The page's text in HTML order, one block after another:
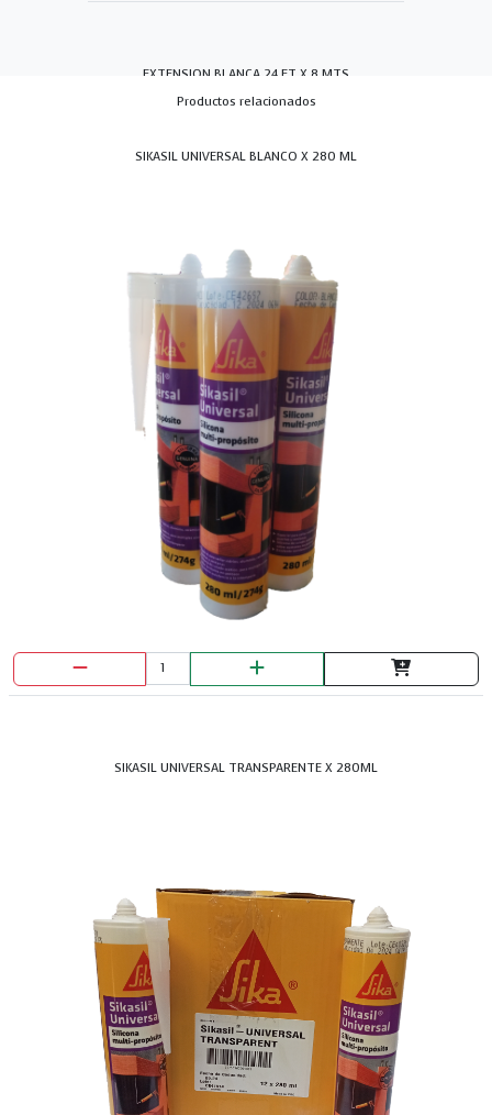
EXTENSION BLANCA 24 FT X 8 MTS
EXTENSION ELECTRICA NARANJA X 3MTS
MERCURY
Productos relacionados
SIKASIL UNIVERSAL BLANCO X 280 ML
SIKASIL UNIVERSAL TRANSPARENTE X 280ML